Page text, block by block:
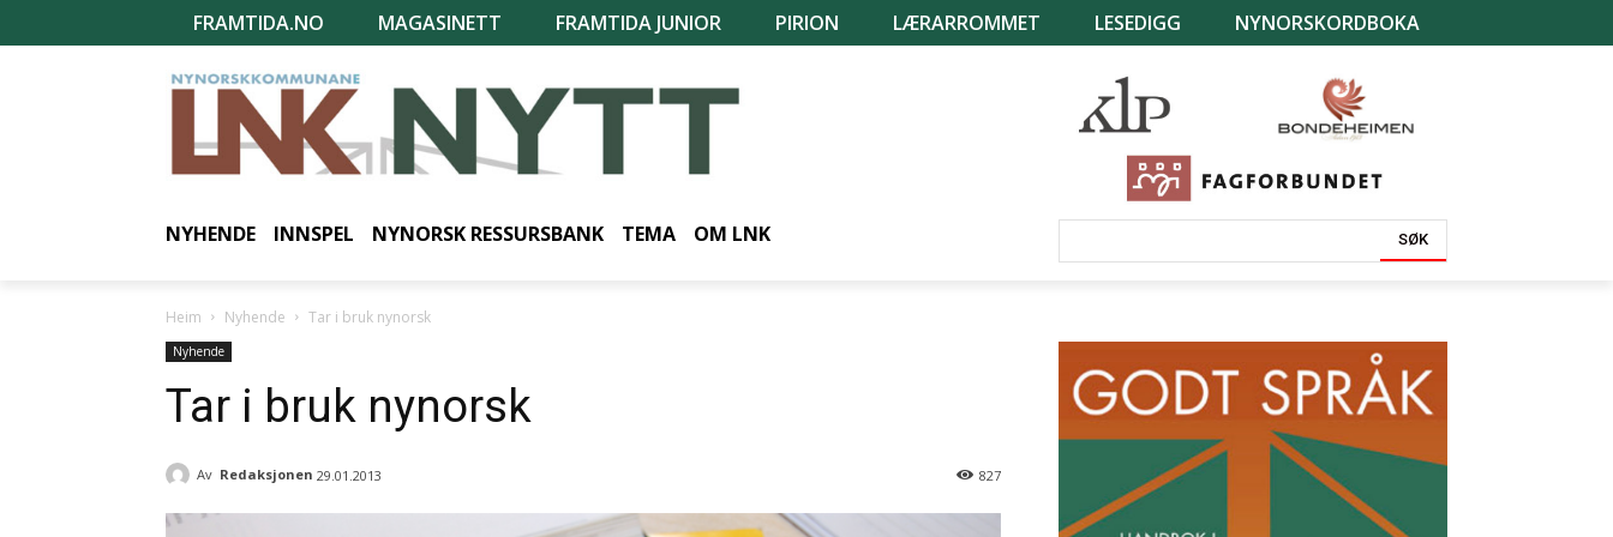
FRAMTIDA.NO MAGASINETT FRAMTIDA JUNIOR PIRION LÆRARROMMET LESEDIGG NYNORSKORDBOKA
NYHENDE INNSPEL NYNORSK RESSURSBANK TEMA OM LNK SØK
Heim Nyhende Tar i bruk nynorsk
Nyhende
Tar i bruk nynorsk
Av Redaksjonen 29.01.2013 827